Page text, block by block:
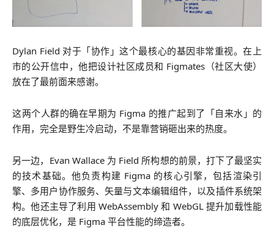
Dylan Field 对于「协作」这个最核心的基因非常重视。在上
市的公开信中，他把设计社区成员和 Figmates（社区大使）
放在了最前面来感谢。
这两个人群的确在早期为 Figma 的推广起到了「自来水」的
作用，完全是野生冷启动，不是靠营销砸出来的热度。
另一边，Evan Wallace 为 Field 所构想的前景，打下了最坚实
的技术基础。他负责构建 Figma 的核心引擎，包括渲染引
擎、多用户协作服务、矢量与文本编辑组件，以及插件系统架
构。他还主导了利用 WebAssembly 和 WebGL 提升加载性能
的底层优化，是 Figma 平台性能的缔造者。